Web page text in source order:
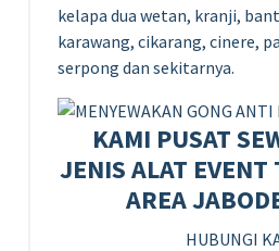
kelapa dua wetan, kranji,
karawang, cikarang, cinere,
serpong dan sekitarnya.
KAMI PUSAT
JENIS ALAT EVENT
AREA
HUBUNGI